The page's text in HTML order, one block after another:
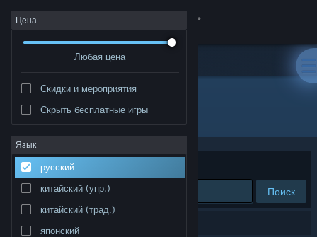
Войти
Сообщество
Информация
Поддержка
Изменить язык
Цена
Любая цена
Скидки и мероприятия
Скрыть бесплатные игры
Язык
русский
китайский (упр.)
китайский (трад.)
японский
"Joe LoCicero"
Сортировать по
Поиск